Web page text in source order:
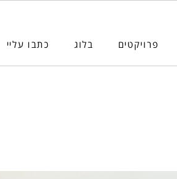
פרויקטים בלוג כתבו עליי